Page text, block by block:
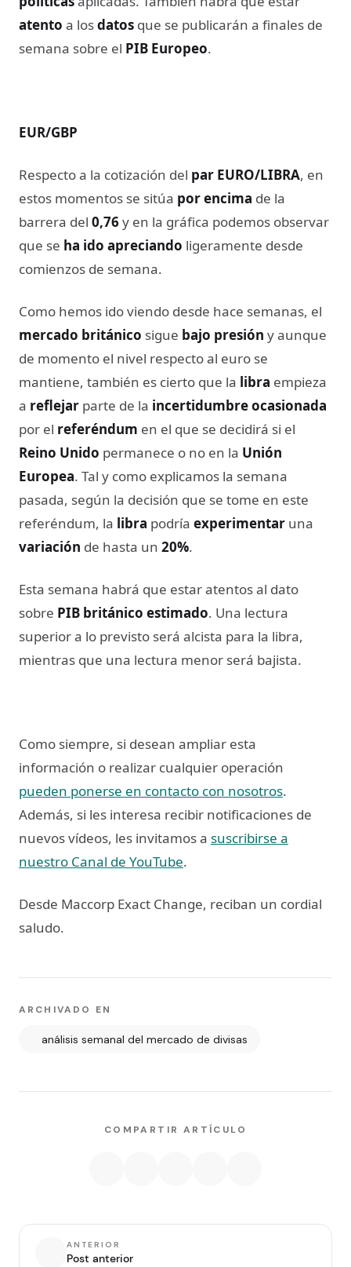
atento a losdatos que se publicarán a finales de
semana sobre el PIB Europeo.
EUR/GBP
Respecto a la cotización del par EURO/LIBRA, en
estos momentos se sitúa por encima de la
barrera del 0,76y en la gráfica podemos observar
que se ha ido apreciando ligeramente desde
comienzos de semana.
Como hemos ido viendo desde hace semanas, el
mercado británico sigue bajo presión y aunque
de momento el nivel respecto al euro se
mantiene, también es cierto que la libra empieza
a reflejar parte de la incertidumbre ocasionada
por el referéndum en el que se decidirá si el
Reino Unido permanece o no en la Unión
Europea. Tal y como explicamos la semana
pasada, según la decisión que se tome en este
referéndum, la libra podría experimentar una
variación de hasta un 20%.
Esta semana habrá que estar atentos al dato
sobre PIB británico estimado. Una lectura
superior a lo previsto será alcista para la libra,
mientras que una lectura menor será bajista.
Como siempre, si desean ampliar esta
información o realizar cualquier operación
pueden ponerse en contacto con nosotros.
Además, si les interesa recibir notificaciones de
nuevos vídeos, les invitamos a suscribirse a
nuestro Canal de YouTube.
Desde Maccorp Exact Change, reciban un cordial
saludo.
ARCHIVADO EN
análisis semanal del mercado de divisas
COMPARTIR ARTÍCULO
ANTERIOR
Post anterior